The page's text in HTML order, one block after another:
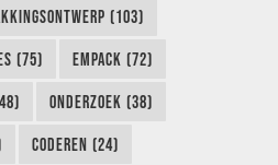
(103)
(75) EMPACK (72)
ONDERZOEK (38)
CODEREN (24)